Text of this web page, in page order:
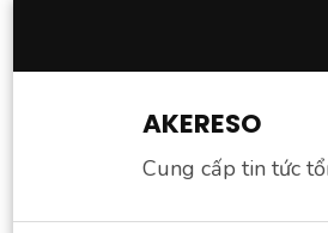
AKERESO
Cung cấp tin tức